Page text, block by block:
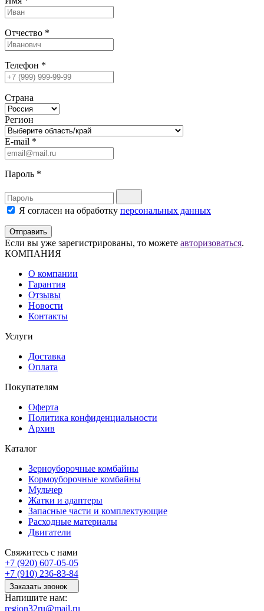
Отчество *
Телефон *
Страна
Регион
E-mail *
Пароль *
Я согласен на обработку персональных данных
Отправить
Если вы уже зарегистрированы, то можете авторизоваться.
КОМПАНИЯ
О компании
Гарантия
Отзывы
Новости
Контакты
Услуги
Доставка
Оплата
Покупателям
Оферта
Политика конфиденциальности
Архив
Каталог
Зерноуборочные комбайны
Кормоуборочные комбайны
Мульчер
Жатки и адаптеры
Запасные части и комплектующие
Расходные материалы
Двигатели
Свяжитесь с нами
+7 (920) 607-05-05
+7 (910) 236-83-84
Заказать звонок
Напишите нам:
region32ru@mail.ru